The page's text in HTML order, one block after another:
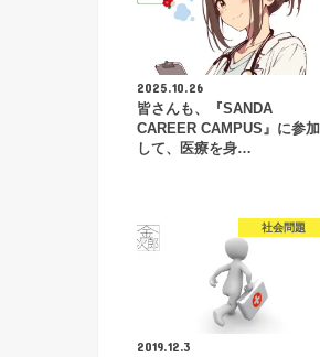
2025.10.26
皆さんも、『SANDA
CAREER CAMPUS』に参加
して、医療を身…
社会問題
2019.12.3